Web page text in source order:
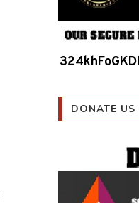
DONATE US